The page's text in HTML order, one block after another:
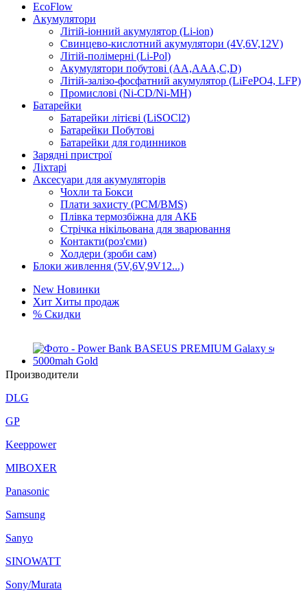
EcoFlow
Акумулятори
Літій-іонний акумулятор (Li-ion)
Свинцево-кислотний акумулятори (4V,6V,12V)
Літій-полімерні (Li-Pol)
Акумулятори побутові (AA,AAA,C,D)
Літій-залізо-фосфатний акумулятор (LiFePO4, LFP)
Промислові (Ni-CD/Ni-MH)
Батарейки
Батарейки літієві (LiSOCl2)
Батарейки Побутові
Батарейки для годинников
Зарядні пристрої
Ліхтарі
Аксесуари для акумуляторів
Чохли та Бокси
Плати захисту (PCM/BMS)
Плівка термозбіжна для АКБ
Стрічка нікільована для зварювання
Контакти(роз'єми)
Холдери (зроби сам)
Блоки живлення (5V,6V,9V12...)
New Новинки
Хит Хиты продаж
% Скидки
%
Power Bank BASEUS PREMIUM Galaxy series 5000mah
%
ПоверБанк. USB Soshine E35 2xUSB, 5V, 2/1A, 4 канала
зу 18650/+/ LCD-индикатор
802
48грн.
Производители
DLG
GP
Keeppower
MIBOXER
Panasonic
Samsung
Sanyo
SINOWATT
Sony/Murata